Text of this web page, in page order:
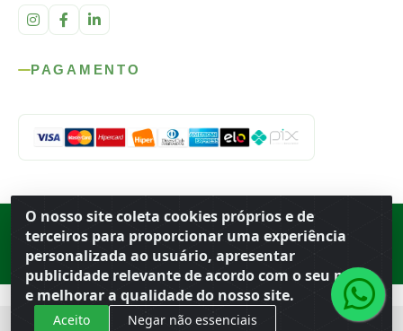
O nosso site coleta cookies próprios e de
terceiros para proporcionar uma experiência
personalizada ao usuário, apresentar
publicidade relevante de acordo com o seu perfil
e melhorar a qualidade do nosso site.
Aceito Negar não essenciais
PAGAMENTO
Rod. SP-215, s/n, km 98 — Área Rural Porto Ferreira ·BR
· CEP
· CNPJ 56.679.863/0001-91
© 2026 Atacado Ideal